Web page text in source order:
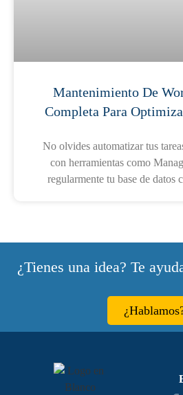
Mantenimiento De
Completa Para
No olvides automatizar tus
con herramientas como
regularmente tu base de
¿Tienes una idea? Te